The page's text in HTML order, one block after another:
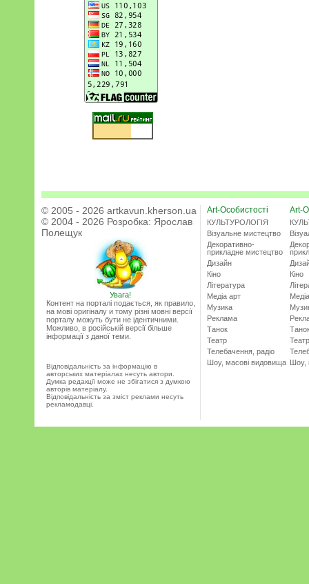
© 2005 - 2026 artkavun.kherson.ua
© 2004 - 2026 Розробка: Ярослав
Полещук
Увага!
Контент на порталі подається, як правило,
на мові оригіналу и тому різні мовні версії
порталу можуть бути не ідентичними.
Можливо, в російській версії більше
інформації з даної теми.
Відповідальність за інформацію в
авторських матеріалах несуть автори.
Думка редакції може не збігатися з думкою
авторів матеріалу.
Відповідальність за зміст реклами несуть
рекламодавці.
Art-Особистості
КУЛЬТУРОЛОГІЯ
Візуальне мистецтво
Декоративно-
прикладне мистецтво
Дизайн
Кіно
Література
Медіа арт
Музика
Реклама
Танок
Театр
Телебачення, радіо
Шоу, масові видовища
Art-
Кіно
Театр
Шоу,